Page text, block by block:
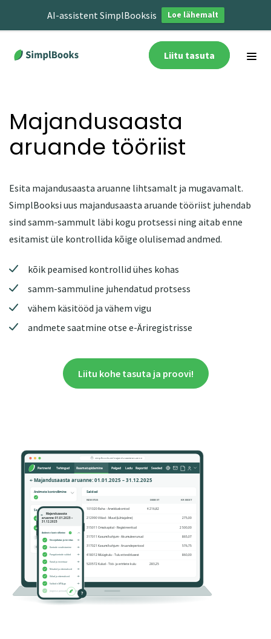
AI-assistent SimplBooksis Loe lähemalt
Liitu tasuta
Majandusaasta
aruande tööriist
Esita majandusaasta aruanne lihtsamalt ja mugavamalt.
SimplBooksi uus majandusaasta aruande tööriist juhendab
sind samm-sammult läbi kogu protsessi ning aitab enne
esitamist üle kontrollida kõige olulisemad andmed.
kõik peamised kontrollid ühes kohas
samm-sammuline juhendatud protsess
vähem käsitööd ja vähem vigu
andmete saatmine otse e-Äriregistrisse
Liitu kohe tasuta ja proovi!